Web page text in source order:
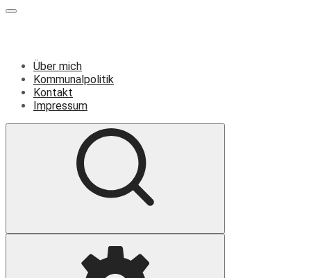
Menü
Über mich
Kommunalpolitik
Kontakt
Impressum
Suche